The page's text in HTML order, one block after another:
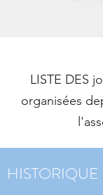
LISTE DES
organisées
HISTORIQUE